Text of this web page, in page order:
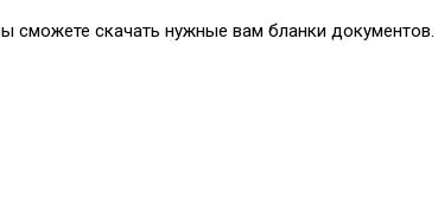
сможете скачать нужные вам бланки документов.